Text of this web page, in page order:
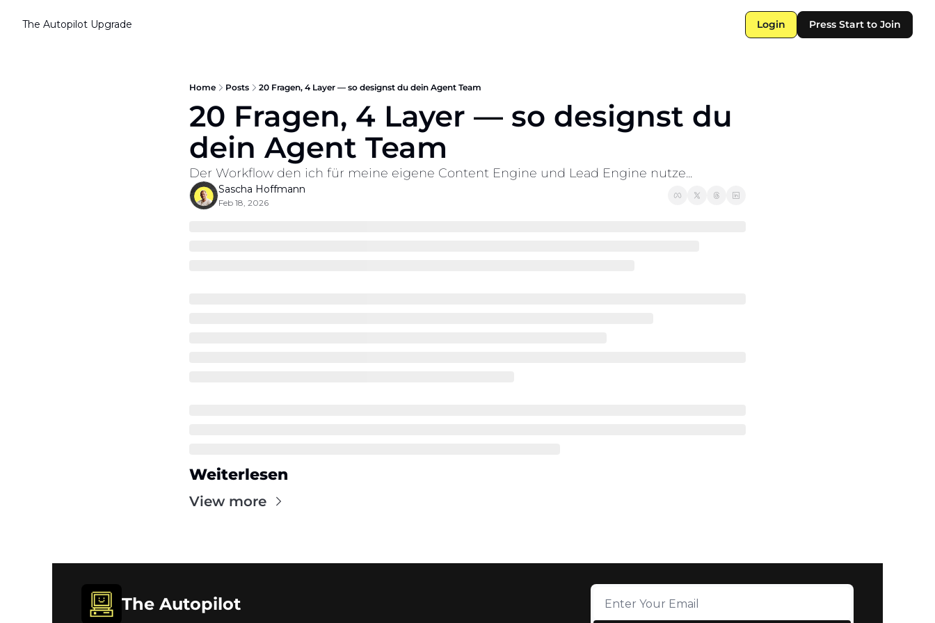
The Autopilot Upgrade Login Press Start to Join
Home Posts 20 Fragen, 4 Layer — so designst du dein Agent Team
20 Fragen, 4 Layer — so designst du
dein Agent Team
Der Workflow den ich für meine eigene Content Engine und Lead Engine nutze...
Sascha Hoffmann
Feb 18, 2026
Weiterlesen
View more
The Autopilot